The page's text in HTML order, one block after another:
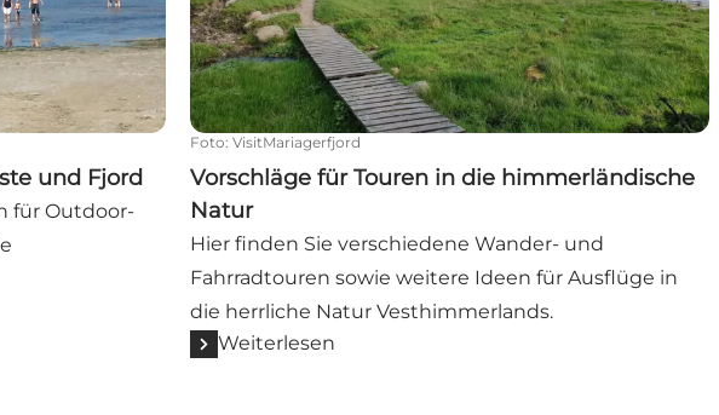
und Fjord
für Outdoor-
Foto: VisitMariagerfjord
Vorschläge für Touren in die himmerländische
Natur
Hier finden Sie verschiedene Wander- und
Fahrradtouren sowie weitere Ideen für Ausflüge in
die herrliche Natur Vesthimmerlands.
Weiterlesen